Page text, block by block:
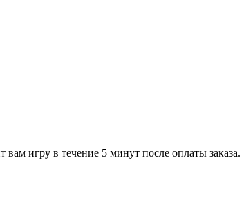
вам игру в течение 5 минут после оплаты заказа.